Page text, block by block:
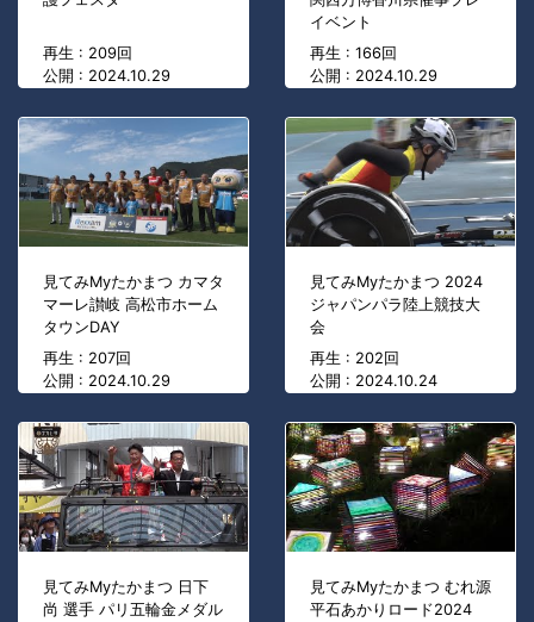
再生 : 209回
公開 : 2024.10.29
イベント
再生 : 166回
公開 : 2024.10.29
見てみMyたかまつ カマタ
マーレ讃岐 高松市ホーム
タウンDAY
再生 : 207回
公開 : 2024.10.29
見てみMyたかまつ 2024
ジャパンパラ陸上競技大
会
再生 : 202回
公開 : 2024.10.24
見てみMyたかまつ 日下
尚 選手 パリ五輪金メダル
見てみMyたかまつ むれ源
平石あかりロード2024